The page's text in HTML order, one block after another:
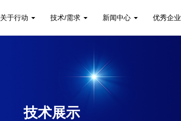
关于行动 技术/需求 新闻中心 优秀企业
技术展示